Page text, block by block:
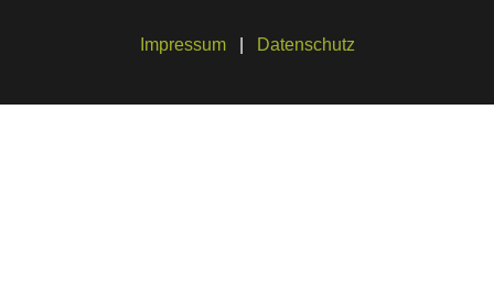
Impressum| Datenschutz